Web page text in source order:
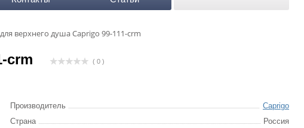
верхнего душа Caprigo 99-111-crm
crm ( 0 )
Производитель
Caprigo
Страна
Россия